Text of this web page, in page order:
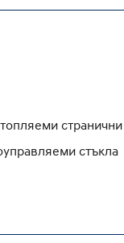
стъкла